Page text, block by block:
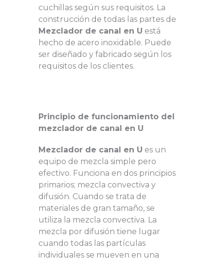
cuchillas según sus requisitos. La
construcción de todas las partes de
Mezclador de canal en U está
hecho de acero inoxidable. Puede
ser diseñado y fabricado según los
requisitos de los clientes.
Principio de funcionamiento del
mezclador de canal en U
Mezclador de canal en U es un
equipo de mezcla simple pero
efectivo. Funciona en dos principios
primarios; mezcla convectiva y
difusión. Cuando se trata de
materiales de gran tamaño, se
utiliza la mezcla convectiva. La
mezcla por difusión tiene lugar
cuando todas las partículas
individuales se mueven en una